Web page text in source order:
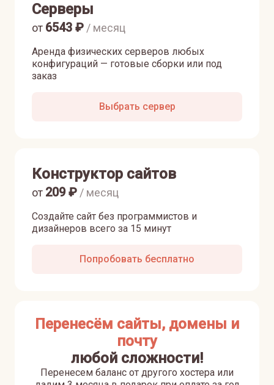
Серверы
Аренда физических серверов любых
конфигураций — готовые сборки или под
заказ
от 6543 ₽ / месяц
Выбрать сервер
Конструктор сайтов
Создайте сайт без программистов и
дизайнеров всего за 15 минут
от 209₽ / месяц
Попробовать бесплатно
Перенесём сайты, домены и
почту
любой сложности!
Перенесем баланс от другого хостера или